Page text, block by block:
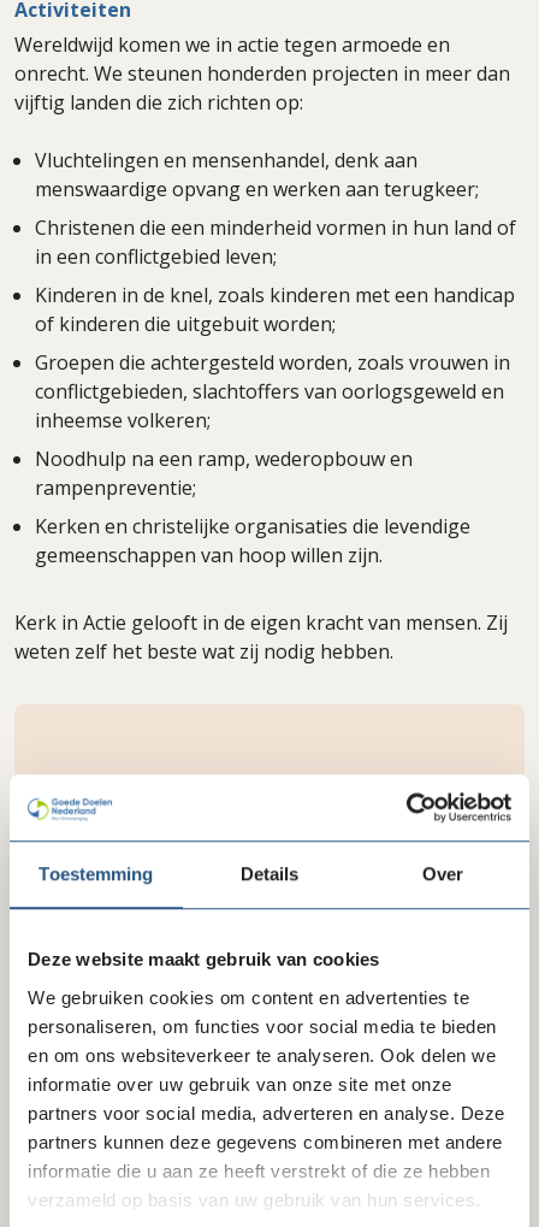
Toestemming Details Over
Deze website maakt gebruik van cookies
We gebruiken cookies om content en advertenties te
personaliseren, om functies voor social media te bieden
en om ons websiteverkeer te analyseren. Ook delen we
informatie over uw gebruik van onze site met onze
partners voor social media, adverteren en analyse. Deze
partners kunnen deze gegevens combineren met andere
informatie die u aan ze heeft verstrekt of die ze hebben
verzameld op basis van uw gebruik van hun services.
Activiteiten
Wereldwijd komen we in actie tegen armoede en
onrecht. We steunen honderden projecten in meer dan
vijftig landen die zich richten op:
Vluchtelingen en mensenhandel, denk aan
menswaardige opvang en werken aan terugkeer;
Christenen die een minderheid vormen in hun land of
in een conflictgebied leven;
Kinderen in de knel, zoals kinderen met een handicap
of kinderen die uitgebuit worden;
Groepen die achtergesteld worden, zoals vrouwen in
conflictgebieden, slachtoffers van oorlogsgeweld en
inheemse volkeren;
Noodhulp na een ramp, wederopbouw en
rampenpreventie;
Kerken en christelijke organisaties die levendige
gemeenschappen van hoop willen zijn.
Kerk in Actie gelooft in de eigen kracht van mensen. Zij
weten zelf het beste wat zij nodig hebben.
Neem contact op met Kerk in Actie
Delen Delen via LinkedIn
Delen via Facebook
Kerk in Actie
Website